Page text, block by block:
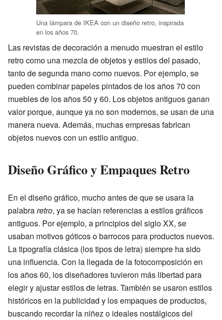
Una lámpara de IKEA con un diseño retro, inspirada
en los años 70.
Las revistas de decoración a menudo muestran el estilo
retro como una mezcla de objetos y estilos del pasado,
tanto de segunda mano como nuevos. Por ejemplo, se
pueden combinar papeles pintados de los años 70 con
muebles de los años 50 y 60. Los objetos antiguos ganan
valor porque, aunque ya no son modernos, se usan de una
manera nueva. Además, muchas empresas fabrican
objetos nuevos con un estilo antiguo.
Diseño Gráfico y Empaques Retro
En el diseño gráfico, mucho antes de que se usara la
palabraretro, ya se hacían referencias a estilos gráficos
antiguos. Por ejemplo, a principios del siglo XX, se
usaban motivos góticos o barrocos para productos nuevos.
La tipografía clásica (los tipos de letra) siempre ha sido
una influencia. Con la llegada de la fotocomposición en
los años 60, los diseñadores tuvieron más libertad para
elegir y ajustar estilos de letras. También se usaron estilos
históricos en la publicidad y los empaques de productos,
buscando recordar la niñez o ideales nostálgicos del